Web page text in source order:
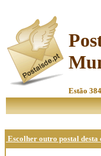
Estão
Escolher outro postal desta